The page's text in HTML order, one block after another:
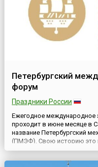
Петербургский
форум
Праздники России
Ежегодное международное
проходит в июне месяце в
название Петербургский
(ПМЭФ). Свою историю это
экономических отношений